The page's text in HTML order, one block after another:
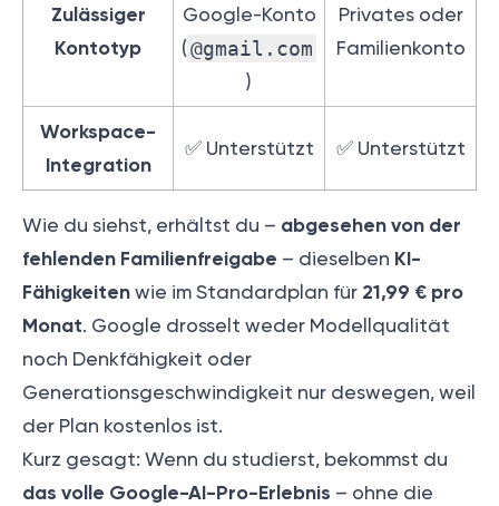
Zulässiger
Kontotyp
Google-Konto
( @gmail.com
)
Privates oder
Familienkonto
Workspace-
Integration
✅ Unterstützt ✅ Unterstützt
Wie du siehst, erhältst du – abgesehen von der
fehlenden Familienfreigabe – dieselben KI-
Fähigkeiten wie im Standardplan für 21,99 € pro
Monat. Google drosselt weder Modellqualität
noch Denkfähigkeit oder
Generationsgeschwindigkeit nur deswegen, weil
der Plan kostenlos ist.
Kurz gesagt: Wenn du studierst, bekommst du
das volle Google-AI-Pro-Erlebnis – ohne die